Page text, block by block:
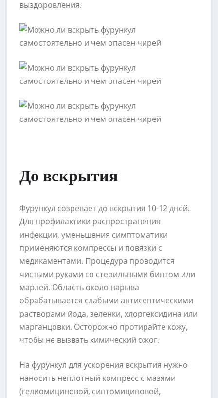
выздоровления.
До вскрытия
Фурункул созревает до вскрытия 10-12 дней.
Для профилактики распространения
инфекции, уменьшения симптоматики
применяются компрессы и повязки с
медикаментами. Процедура проводится
чистыми руками со стерильными бинтом или
марлей. Область около нарыва
обрабатывается слабыми антисептическими
растворами йода, зеленки, хлоргексидина или
марганцовки. Осторожно протирайте кожу,
чтобы не вызвать химический ожог.
На фурункул для ускорения вскрытия нужно
наносить неплотный компресс с мазями
(гелиомициновой, синтомициновой,